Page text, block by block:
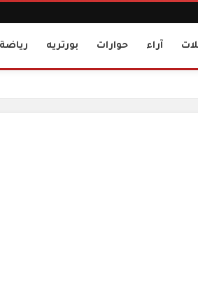
آراء حوارات بورتريه رياضة